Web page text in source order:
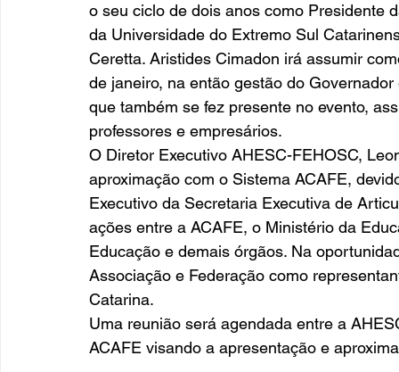
o seu ciclo de dois anos como Presidente
da Universidade do Extremo Sul
Ceretta. Aristides Cimadon irá assumir
de janeiro, na então gestão do
que também se fez presente no evento,
professores e empresários.
O Diretor Executivo AHESC-FEHOSC,
aproximação com o Sistema ACAFE,
Executivo da Secretaria Executiva de
ações entre a ACAFE, o Ministério da
Educação e demais órgãos. Na
Associação e Federação como
Catarina.
Uma reunião será agendada entre a
ACAFE visando a apresentação e